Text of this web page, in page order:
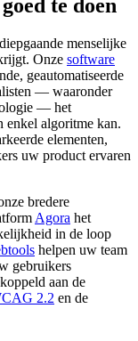
te doen
menselijke
Onze software
geautomatiseerde
— waaronder
— het
enkel algoritme kan.
elementen,
uw product ervaren
bredere
Agora het
in de loop
helpen uw team
gebruikers
aan de
2.2 en de